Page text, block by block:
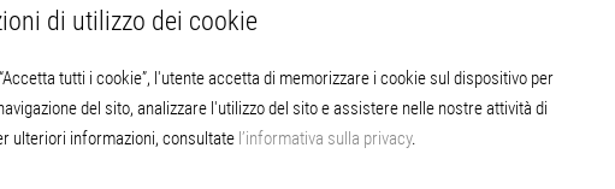
voi
la filiale più vicina.
di utilizzo dei cookie
tutti i cookie”, l'utente accetta di memorizzare i cookie sul dispositivo per
del sito, analizzare l'utilizzo del sito e assistere nelle nostre attività di
ulteriori informazioni, consultate l’informativa sulla privacy.